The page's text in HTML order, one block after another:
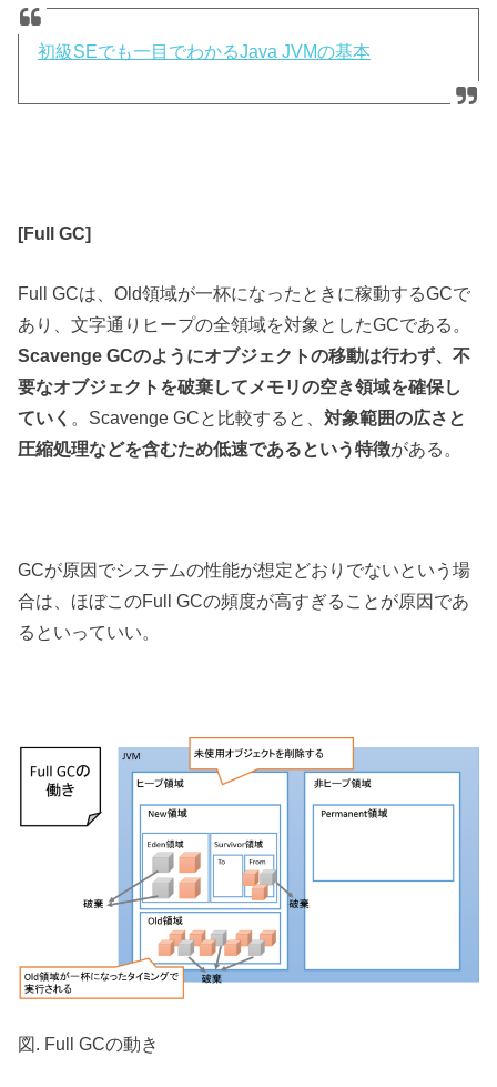
初級SEでも一目でわかるJava JVMの基本
[Full GC]
Full GCは、Old領域が一杯になったときに稼動するGCで
あり、文字通りヒープの全領域を対象としたGCである。
Scavenge GCのようにオブジェクトの移動は行わず、不
要なオブジェクトを破棄してメモリの空き領域を確保し
ていく 。Scavenge GCと比較すると、対象範囲の広さと
圧縮処理などを含むため低速であるという特徴がある。
GCが原因でシステムの性能が想定どおりでないという場
合は、ほぼこのFull GCの頻度が高すぎることが原因であ
るといっていい。
図. Full GCの動き